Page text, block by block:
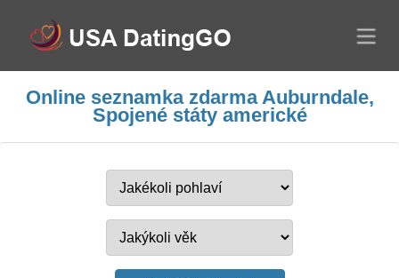
Online seznamka zdarma Auburndale,
Spojené státy americké